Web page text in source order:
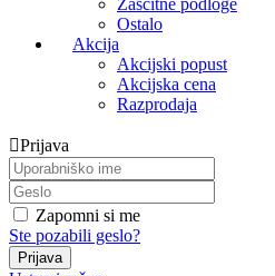
Zaščitne podloge
Ostalo
Akcija
Akcijski popust
Akcijska cena
Razprodaja
Prijava
Zapomni si me
Ste pozabili geslo?